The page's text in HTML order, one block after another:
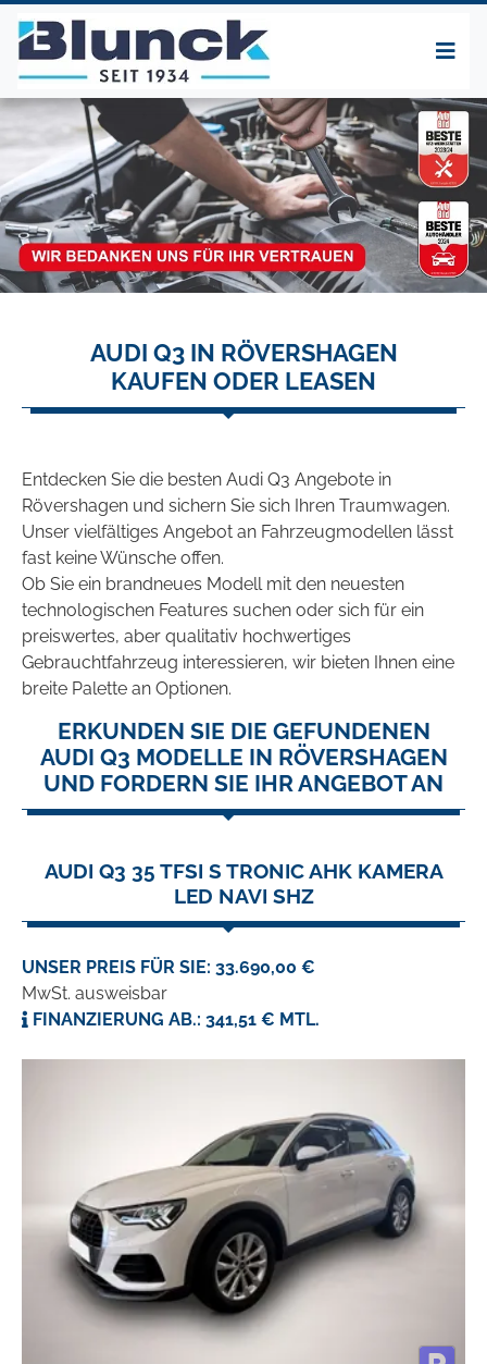
AUDI Q3 IN RÖVERSHAGEN
KAUFEN ODER LEASEN
Entdecken Sie die besten Audi Q3 Angebote in
Rövershagen und sichern Sie sich Ihren Traumwagen.
Unser vielfältiges Angebot an Fahrzeugmodellen lässt
fast keine Wünsche offen.
Ob Sie ein brandneues Modell mit den neuesten
technologischen Features suchen oder sich für ein
preiswertes, aber qualitativ hochwertiges
Gebrauchtfahrzeug interessieren, wir bieten Ihnen eine
breite Palette an Optionen.
ERKUNDEN SIE DIE GEFUNDENEN
AUDI Q3 MODELLE IN RÖVERSHAGEN
UND FORDERN SIE IHR ANGEBOT AN
AUDI Q3 35 TFSI S TRONIC AHK KAMERA
LED NAVI SHZ
UNSER PREIS FÜR SIE: 33.690,00 €
MwSt. ausweisbar
FINANZIERUNG AB.: 341,51 € MTL.